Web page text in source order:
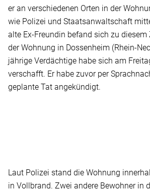
er an verschiedenen Orten in der
wie Polizei und Staatsanwaltschaft
alte Ex-Freundin befand sich zu
der Wohnung in Dossenheim (Rhein-
jährige Verdächtige habe sich am
verschafft. Er habe zuvor per
geplante Tat angekündigt.
Laut Polizei stand die Wohnung
in Vollbrand. Zwei andere Bewohner in